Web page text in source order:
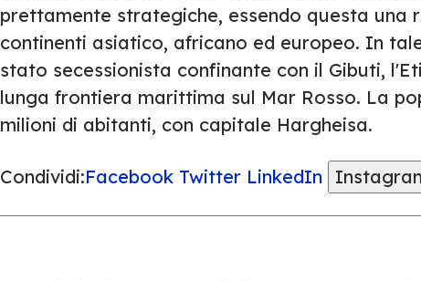
prettamente strategiche, essendo questa una
continenti asiatico, africano ed europeo. In
stato secessionista confinante con il Gibuti,
lunga frontiera marittima sul Mar Rosso. La
milioni di abitanti, con capitale Hargheisa.
Condividi:Facebook Twitter LinkedIn